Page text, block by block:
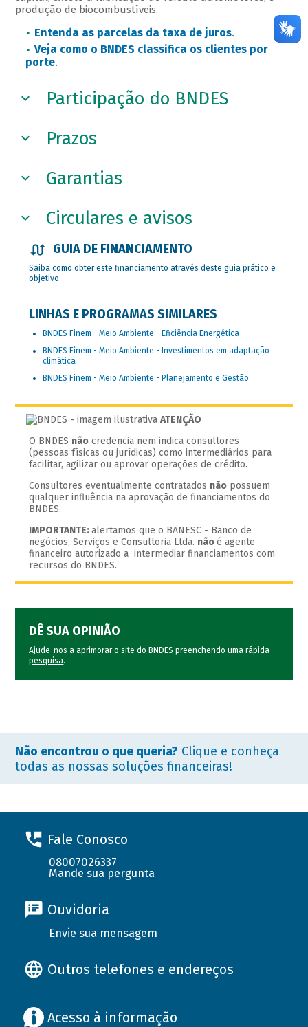
produção de biocombustíveis.
Entenda as parcelas da taxa de juros.
Veja como o BNDES classifica os clientes por
porte.
Participação do BNDES
Prazos
Garantias
Circulares e avisos
GUIA DE FINANCIAMENTO
Saiba como obter este financiamento através deste guia prático e
objetivo
LINHAS E PROGRAMAS SIMILARES
BNDES Finem - Meio Ambiente - Eficiência Energética
BNDES Finem - Meio Ambiente - Investimentos em adaptação
climática
BNDES Finem - Meio Ambiente - Planejamento e Gestão
ATENÇÃO
O BNDES não credencia nem indica consultores
(pessoas físicas ou jurídicas) como intermediários para
facilitar, agilizar ou aprovar operações de crédito.
Consultores eventualmente contratados não possuem
qualquer influência na aprovação de financiamentos do
BNDES.
IMPORTANTE:alertamos que o BANESC - Banco de
negócios, Serviços e Consultoria Ltda. nãoé agente
financeiro autorizado a intermediar financiamentos com
recursos do BNDES.
DÊ SUA OPINIÃO
Ajude-nos a aprimorar o site do BNDES preenchendo uma rápida
pesquisa.
Não encontrou o que queria? Clique e conheça
todas as nossas soluções financeiras!
Fale Conosco
08007026337
Mande sua pergunta
Ouvidoria
Envie sua mensagem
Outros telefones e endereços
Acesso à informação